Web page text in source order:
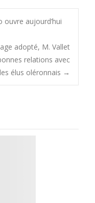
aujourd’hui
adopté, M. Vallet
relations avec
les élus oléronnais →